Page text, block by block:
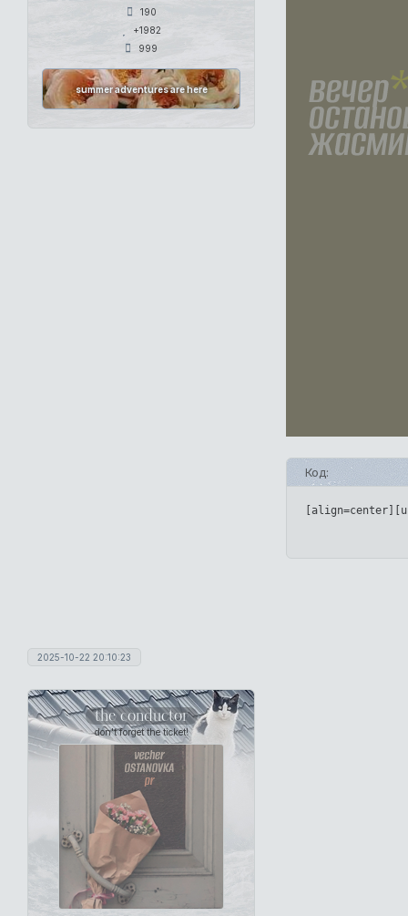
190
+1982
999
summer adventures are here
Код:
2025-10-22 20:10:23
the conductor
don't forget the ticket!